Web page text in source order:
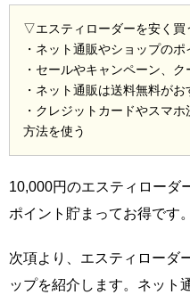
▽エスティローダーを安く買
・ネット通販やショップの
・セールやキャンペーン、ク
・ネット通販は送料無料がお
・クレジットカードやスマ
方法を使う
10,000円のエスティローダ
ポイント貯まってお得です。
次項より、エスティローダ
ップを紹介します。ネット